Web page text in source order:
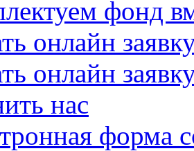
фонд
онлайн
онлайн
нас
форма